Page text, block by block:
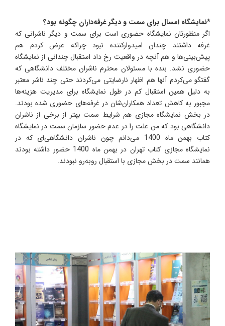
*نمایشگاه امسال برای سمت و دیگر غرفه‌داران چگونه بود؟
اگر منظورتان نمایشگاه حضوری است برای سمت و دیگر ناشرانی که
غرفه داشتند چندان امیدوارکننده نبود چراکه عرض کردم هم
پیش‌بینی‌ها و هم آنچه در واقعیت رخ داد استقبال چندانی از نمایشگاه
حضوری نشد. بنده با مسئولان محترم ناشران مختلف دانشگاهی که
گفتگو می‌کردم آنها هم اظهار نارضایتی می‌کردند حتی چند ناشر معتبر
به دلیل همین استقبال کم در طول نمایشگاه برای مدیریت هزینه‌ها
مجبور به کاهش تعداد همکاران‌شان در غرفه‌های حضوری شده بودند.
در بخش نمایشگاه مجازی هم شرایط سمت بهتر از برخی از ناشران
دانشگاهی بود که من علت را در عدم حضور سازمان سمت در نمایشگاه
کتاب بهمن ماه 1400 می‌دانم چون ناشران دانشگاهی‌ای که در
نمایشگاه مجازی کتاب تهران در بهمن ماه 1400 حضور داشته بودند
همانند سمت در بخش مجازی با استقبال روبه‌رو نبودند.